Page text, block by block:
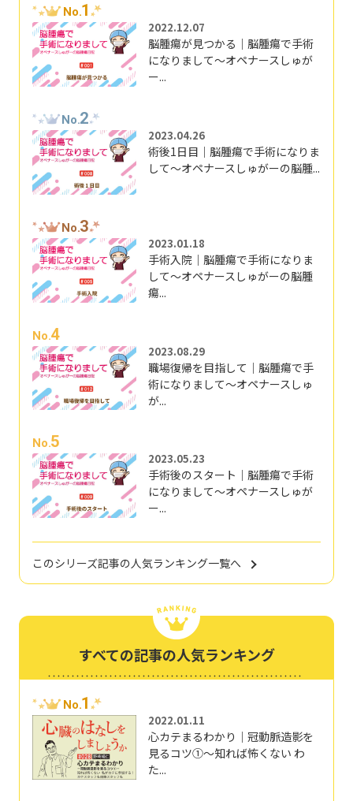
No.1
2022.12.07
脳腫瘍が見つかる｜脳腫瘍で手術
になりまして～オペナースしゅが
ー...
No.2
2023.04.26
術後1日目｜脳腫瘍で手術になりま
して～オペナースしゅがーの脳腫...
No.3
2023.01.18
手術入院｜脳腫瘍で手術になりま
して～オペナースしゅがーの脳腫
瘍...
No.4
2023.08.29
職場復帰を目指して｜脳腫瘍で手
術になりまして～オペナースしゅ
が...
No.5
2023.05.23
手術後のスタート｜脳腫瘍で手術
になりまして～オペナースしゅが
ー...
このシリーズ記事の人気ランキング一覧へ
すべての記事の人気ランキング
No.1
2022.01.11
心カテまるわかり｜冠動脈造影を
見るコツ①～知れば怖くない わ
た...